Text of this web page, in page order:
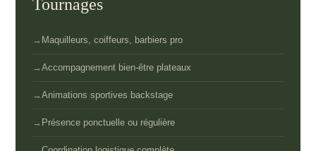
Tournages
Maquilleurs, coiffeurs, barbiers pro
Accompagnement bien-être plateaux
Animations sportives backstage
Présence ponctuelle ou régulière